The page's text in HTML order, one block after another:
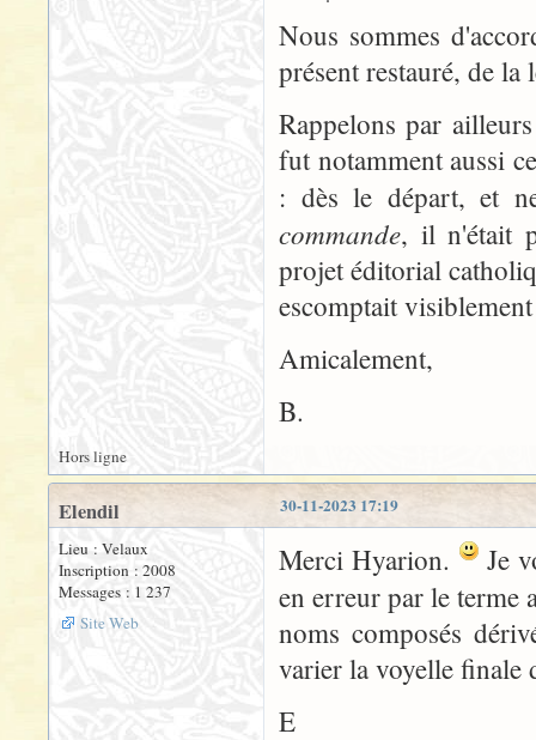
Nous sommes
présent restauré, de
Rappelons par
fut notamment aussi
: dès le départ, et
commande, il n'était
projet éditorial
escomptait
Amicalement,
B.
Hors ligne
30-11-2023 17:19
Elendil
Lieu : Velaux
Inscription : 2008
Messages : 1 237
Site Web
Merci Hyarion.
Je
en erreur par le terme
noms composés
varier la voyelle finale
E